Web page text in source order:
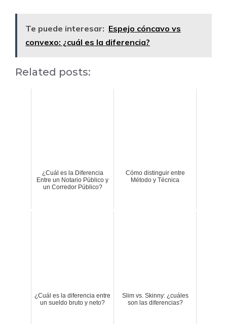
Te puede interesar: Espejo cóncavo vs
convexo: ¿cuál es la diferencia?
Related posts:
¿Cuál es la Diferencia
Entre un Notario Público y
un Corredor Público?
Cómo distinguir entre
Método y Técnica
¿Cuál es la diferencia entre
un sueldo bruto y neto?
Slim vs. Skinny: ¿cuáles
son las diferencias?